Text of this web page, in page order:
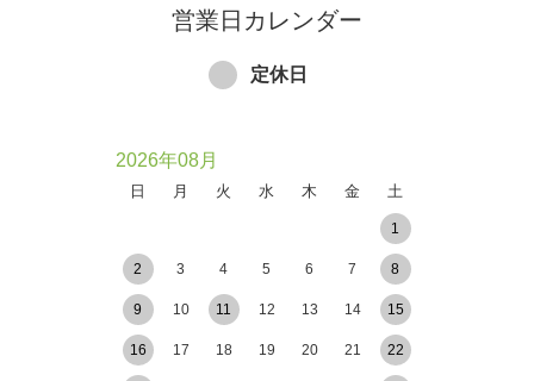
営業日カレンダー
定休日
2026年08月
日 月 火 水 木 金 土
1
2 3 4 5 6 7 8
9 10 11 12 13 14 15
16 17 18 19 20 21 22